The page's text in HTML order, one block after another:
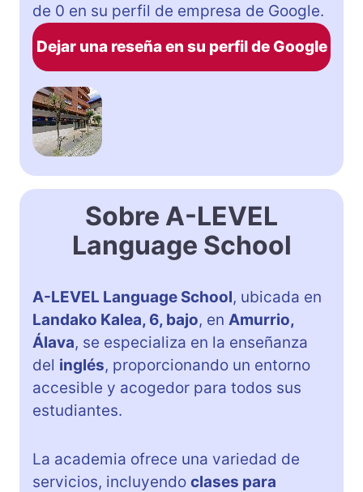
de 0 en su perfil de empresa de Google.
Dejar una reseña en su perfil de Google
Sobre A-LEVEL
Language School
A-LEVEL Language School, ubicada en
Landako Kalea, 6, bajo, en Amurrio,
Álava, se especializa en la enseñanza
del inglés, proporcionando un entorno
accesible y acogedor para todos sus
estudiantes.
La academia ofrece una variedad de
servicios, incluyendo clases para